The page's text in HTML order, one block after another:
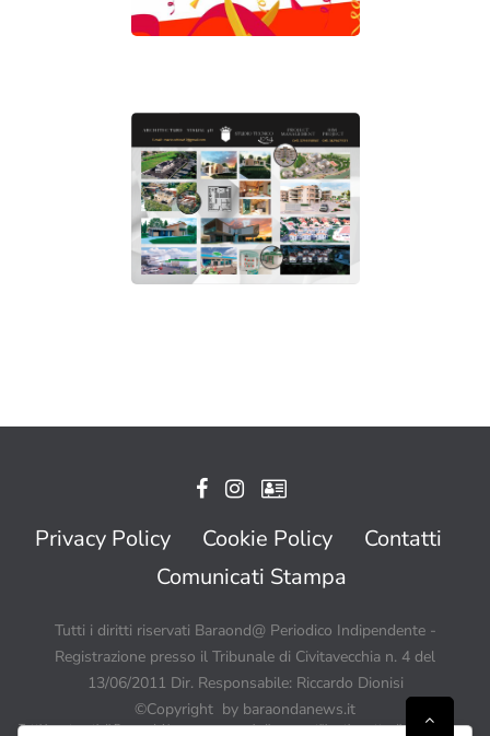
Privacy Policy Cookie Policy
Contatti
Comunicati Stampa
Tutti i diritti riservati Baraond@ Periodico Indipendente -
Registrazione presso il Tribunale di Civitavecchia n. 4 del
13/06/2011 Dir. Responsabile: Riccardo Dionisi
©Copyright by baraondanews.it
Tutti i contenuti di BaraondaNews possono quindi essere utilizzati a patto di citare sempre